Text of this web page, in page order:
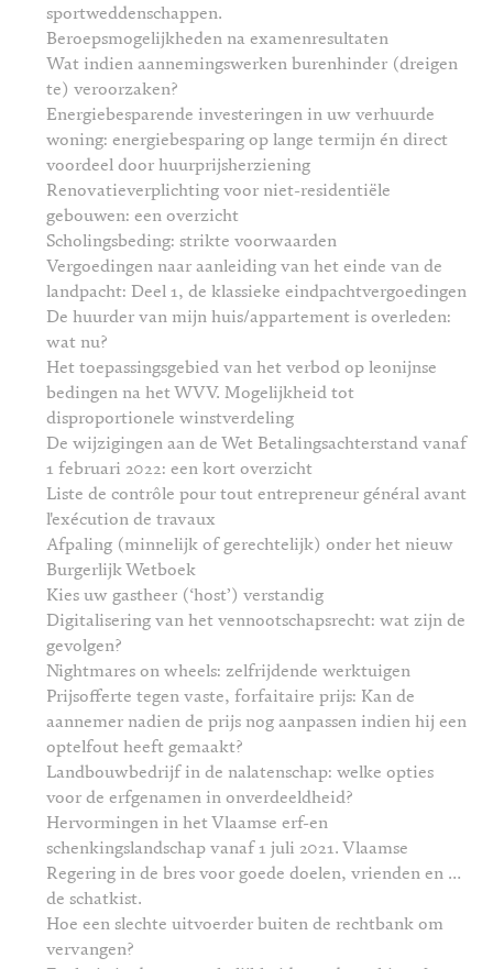
sportweddenschappen.
Beroepsmogelijkheden na examenresultaten
Wat indien aannemingswerken burenhinder (dreigen
te) veroorzaken?
Energiebesparende investeringen in uw verhuurde
woning: energiebesparing op lange termijn én direct
voordeel door huurprijsherziening
Renovatieverplichting voor niet-residentiële
gebouwen: een overzicht
Scholingsbeding: strikte voorwaarden
Vergoedingen naar aanleiding van het einde van de
landpacht: Deel 1, de klassieke eindpachtvergoedingen
De huurder van mijn huis/appartement is overleden:
wat nu?
Het toepassingsgebied van het verbod op leonijnse
bedingen na het WVV. Mogelijkheid tot
disproportionele winstverdeling
De wijzigingen aan de Wet Betalingsachterstand vanaf
1 februari 2022: een kort overzicht
Liste de contrôle pour tout entrepreneur général avant
l'exécution de travaux
Afpaling (minnelijk of gerechtelijk) onder het nieuw
Burgerlijk Wetboek
Kies uw gastheer (‘host’) verstandig
Digitalisering van het vennootschapsrecht: wat zijn de
gevolgen?
Nightmares on wheels: zelfrijdende werktuigen
Prijsofferte tegen vaste, forfaitaire prijs: Kan de
aannemer nadien de prijs nog aanpassen indien hij een
optelfout heeft gemaakt?
Landbouwbedrijf in de nalatenschap: welke opties
voor de erfgenamen in onverdeeldheid?
Hervormingen in het Vlaamse erf-en
schenkingslandschap vanaf 1 juli 2021. Vlaamse
Regering in de bres voor goede doelen, vrienden en …
de schatkist.
Hoe een slechte uitvoerder buiten de rechtbank om
vervangen?